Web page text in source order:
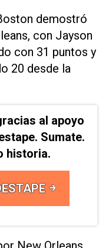
demostró
con Jayson
con 31 puntos y
20 desde la
al apoyo
Sumate.
historia.